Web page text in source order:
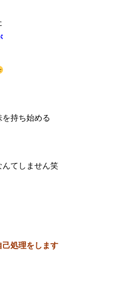
持ち始める
んてしません笑
己処理をします